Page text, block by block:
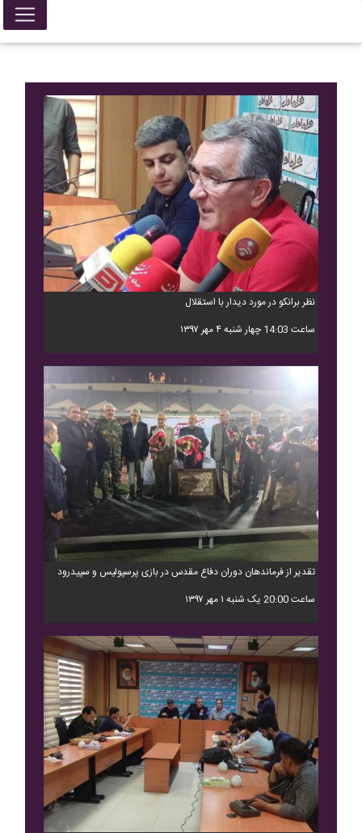
نظر برانکو در مورد دیدار با استقلال
ساعت 14:03 چهار شنبه ۴ مهر ۱۳۹۷
تقدیر از فرماندهان دوران دفاع مقدس در بازی پرسپولیس و سپیدرود
ساعت 20:00 یک شنبه ۱ مهر ۱۳۹۷